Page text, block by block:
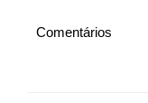
Comentários